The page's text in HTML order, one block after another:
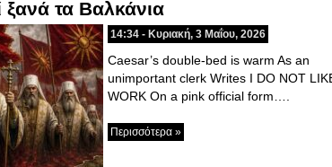
ξανά τα Βαλκάνια
14:34 - Κυριακή, 3 Μαΐου, 2026
Caesar’s double-bed is warm As an
unimportant clerk Writes I DO NOT
WORK On a pink official form….
Περισσότερα »